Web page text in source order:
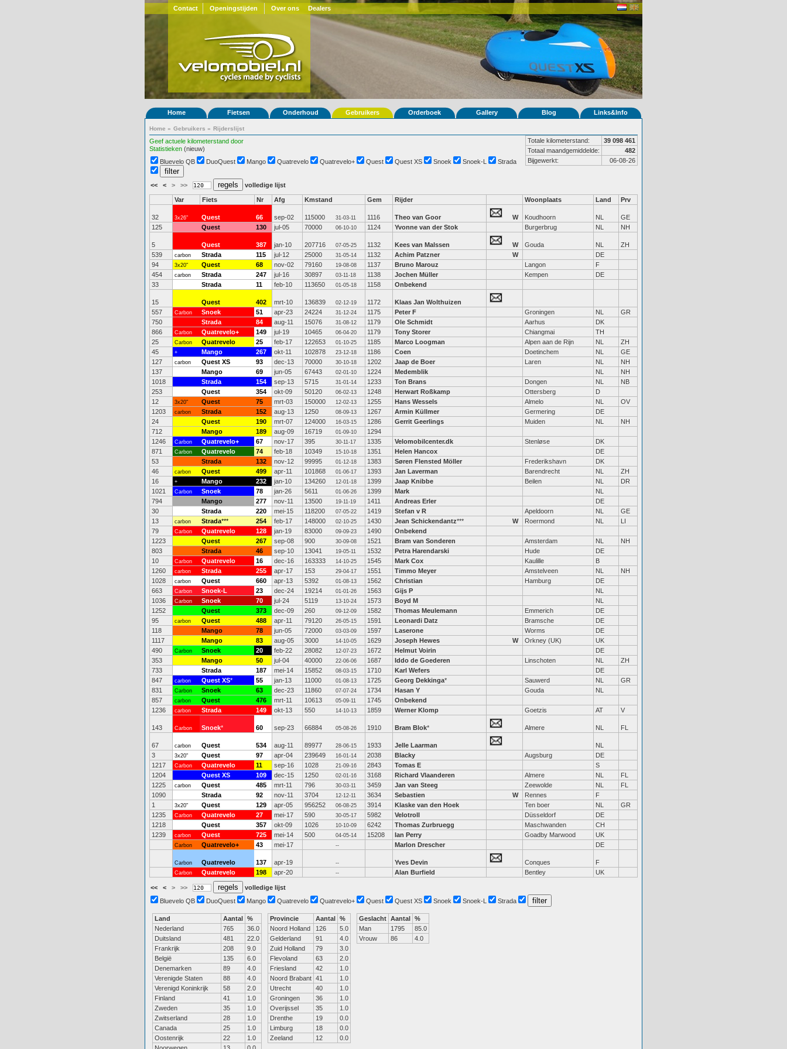
Contact Openingstijden Over ons Dealers
Home Fietsen Onderhoud Gebruikers Orderboek Gallery Blog Links&Info
Home » Gebruikers » Rijderslijst
Geef actuele kilometerstand door
Statistieken (nieuw)
Totale kilometerstand:
39 098 461
Totaal maandgemiddelde:
482
Bijgewerkt:
06-08-26
Bluevelo QB DuoQuest Mango Quatrevelo Quatrevelo+ Quest Quest XS Snoek Snoek-L Strada
<< < > >> volledige lijst
Var Fiets Nr Afg Kmstand Gem Rijder Woonplaats Land Prv
32 3x26" Quest 66 sep-02 115000 31-03-11 1116 Theo van Goor W Koudhoorn NL
GE
125
Quest 130 jul-05 70000 06-10-10 1124 Yvonne van der Stok Burgerbrug NL NH
5 Quest 387 jan-10 207716 07-05-25 1132 Kees van Malssen W Gouda NL
ZH
539
carbon Strada 115 jul-12 25000 31-05-14 1132 Achim Patzner W
DE
94
3x20" Quest 68 nov-02 79160 19-08-08 1137 Bruno Marouz Langon
F
454
carbon Strada 247 jul-16 30897 03-11-18 1138 Jochen Müller Kempen
DE
33
Strada 11 feb-10 113650 01-05-18 1158 Onbekend
15 Quest 402 mrt-10 136839 02-12-19 1172
Klaas Jan Wolthuizen
557
Carbon Snoek 51 apr-23 24224 31-12-24 1175 Peter F Groningen NL
GR
750
Strada 84 aug-11 15076 31-08-12 1179 Ole Schmidt Aarhus
DK
866
Carbon Quatrevelo+ 149 jul-19 10465 06-04-20 1179 Tony Storer Chiangmai
TH
25
Carbon Quatrevelo 25 feb-17 122653 01-10-25 1185 Marco Loogman Alpen aan de Rijn NL
ZH
45
+ Mango 267 okt-11 102878 23-12-18 1186 Coen Doetinchem NL
GE
127
carbon Quest XS 93 dec-13 70000 30-10-18 1202 Jaap de Boer Laren NL
NH
137
Mango 69 jun-05 67443 02-01-10 1224 Medemblik NL
NH
1018
Strada 154 sep-13 5715 31-01-14 1233 Ton Brans Dongen NL
NB
253
Quest 354 okt-09 50120 06-02-13 1248 Herwart Roßkamp Ottersberg
D
12
3x20" Quest 75 mrt-03 150000 12-02-13 1255 Hans Wessels Almelo NL
OV
1203
carbon Strada 152 aug-13 1250 08-09-13 1267 Armin Küllmer Germering
DE
24
Quest 190 mrt-07 124000 16-03-15 1286 Gerrit Geerlings Muiden NL
NH
712
Mango 189 aug-09 16719 01-09-10
1294
1246
Carbon Quatrevelo+ 67 nov-17 395 30-11-17 1335 Velomobilcenter.dk Stenløse
DK
871
Carbon Quatrevelo 74 feb-18 10349 15-10-18 1351 Helen Hancox
DE
53
Strada 132 nov-12 99995 01-12-18 1383 Søren Flensted Möller Frederikshavn
DK
46
carbon Quest 499 apr-11 101868 01-06-17 1393 Jan Laverman Barendrecht NL
ZH
16
+ Mango 232 jan-10 134260 12-01-18 1399 Jaap Knibbe Beilen NL
DR
1021
Carbon Snoek 78 jan-26 5611 01-06-26 1399 Mark
NL
794
Mango 277 nov-11 13500 19-11-19 1411 Andreas Erler
DE
30
Strada 220 mei-15 118200 07-05-22 1419 Stefan v R Apeldoorn NL
GE
13
carbon Strada*** 254 feb-17 148000 02-10-25 1430 Jean Schickendantz*** W Roermond NL
LI
79
Carbon Quatrevelo 128 jan-19 83000 09-09-23 1490
Onbekend
1223
Quest 267 sep-08 900 30-09-08 1521 Bram van Sonderen Amsterdam NL
NH
803
Strada 46 sep-10 13041 19-05-11 1532 Petra Harendarski Hude
DE
10
Carbon Quatrevelo 16 dec-16 163333 14-10-25 1545 Mark Cox Kaulille
B
1260
carbon Strada 255 apr-17 153 29-04-17 1551 Timmo Meyer Amstelveen NL
NH
1028
carbon Quest 660 apr-13 5392 01-08-13 1562 Christian Hamburg
DE
663
Carbon Snoek-L 23 dec-24 19214 01-01-26 1563 Gijs P
NL
1036
Carbon Snoek 70 jul-24 5119 13-10-24 1573 Boyd M
NL
1252
Quest 373 dec-09 260 09-12-09 1582 Thomas Meulemann Emmerich
DE
95
carbon Quest 488 apr-11 79120 26-05-15 1591 Leonardi Datz Bramsche
DE
118
Mango 78 jun-05 72000 03-03-09 1597 Laserone Worms
DE
1117
Mango 83 aug-05 3000 14-10-05 1629 Joseph Hewes W Orkney (UK)
UK
490
Carbon Snoek 20 feb-22 28082 12-07-23 1672 Helmut Voirin
DE
353
Mango 50 jul-04 40000 22-06-06 1687 Iddo de Goederen Linschoten NL
ZH
733
Strada 187 mei-14 15852 08-03-15 1710 Karl Wefers
DE
847
carbon Quest XS* 55 jan-13 11000 01-08-13 1725 Georg Dekkinga* Sauwerd NL
GR
831
Carbon Snoek 63 dec-23 11860 07-07-24 1734 Hasan Y Gouda
NL
857
carbon Quest 476 mrt-11 10613 05-09-11 1745
Onbekend
1236
carbon Strada 149 okt-13 550 14-10-13 1859 Werner Klomp Goetzis AT V
143 Carbon Snoek* 60 sep-23 66884 05-08-26 1910 Bram Blok* Almere NL FL
67 carbon Quest 534 aug-11 89977 28-06-15 1933 Jelle Laarman
NL
3
3x20" Quest 97 apr-04 239649 16-01-14 2038 Blacky Augsburg
DE
1217
Carbon Quatrevelo 11 sep-16 1028 21-09-16 2843 Tomas E
S
1204
Quest XS 109 dec-15 1250 02-01-16 3168 Richard Vlaanderen Almere NL
FL
1225
carbon Quest 485 mrt-11 796 30-03-11 3459 Jan van Steeg Zeewolde NL
FL
1090
Strada 92 nov-11 3704 12-12-11 3634 Sebastien W Rennes
F
1
3x20" Quest 129 apr-05 956252 06-08-25 3914 Klaske van den Hoek Ten boer NL
GR
1235
Carbon Quatrevelo 27 mei-17 590 30-05-17 5982 Velotroll Düsseldorf
DE
1218
Quest 357 okt-09 1026 10-10-09 6242 Thomas Zurbruegg Maschwanden
CH
1239
carbon Quest 725 mei-14 500 04-05-14 15208 Ian Perry Goadby Marwood UK
Carbon Quatrevelo+ 43 mei-17 -- Marlon Drescher DE
Carbon Quatrevelo 137 apr-19 -- Yves Devin Conques F
Carbon Quatrevelo 198 apr-20 -- Alan Burfield Bentley UK
<< < > >>
volledige lijst
Bluevelo QB
DuoQuest Mango Quatrevelo Quatrevelo+ Quest Quest XS Snoek Snoek-L Strada
Land Aantal %
Nederland
765
36.0
Duitsland
481
22.0
Frankrijk
208
9.0
België
135
6.0
Denemarken
89
4.0
Verenigde Staten
88
4.0
Verenigd Koninkrijk
58
2.0
Finland
41
1.0
Zweden
35
1.0
Zwitserland
28
1.0
Canada
25
1.0
Oostenrijk
22
1.0
Provincie Aantal %
Noord Holland
126
5.0
Gelderland
91
4.0
Zuid Holland
79
3.0
Flevoland
63
2.0
Friesland
42
1.0
Noord Brabant 41
1.0
Utrecht
40
1.0
Groningen
36
1.0
Overijssel
35
1.0
Drenthe
19
0.0
Limburg
18
0.0
Zeeland
12 0.0
Geslacht Aantal %
Man
1795
85.0
Vrouw
86 4.0